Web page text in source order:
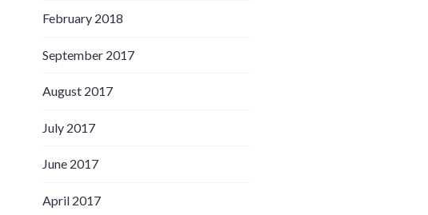
February 2018
September 2017
August 2017
July 2017
June 2017
April 2017